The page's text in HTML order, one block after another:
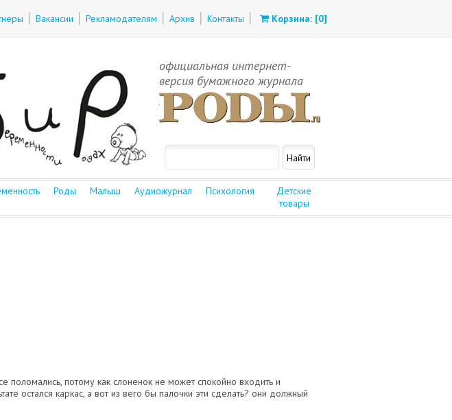
Вакансии Рекламодателям Архив Контакты Корзина: [0]
официальная интернет-
версия бумажного журнала
Роды Малыш Аудиожурнал Психология
Детские
товары
поломались, потому как слоненок не может спокойно входить и
остался каркас, а вот из вего бы палочки эти сделать? они должный